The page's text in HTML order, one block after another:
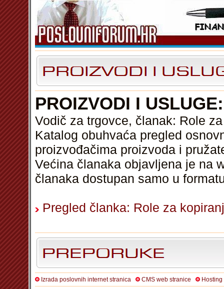
PROIZVODI I
Vodič za trgovce, članak: Role
Katalog obuhvaća pregled
proizvođačima proizvoda i
Većina članaka objavljena je na
članaka dostupan samo u
Pregled članka: Role za
Izrada poslovnih internet stranica CMS web stranice